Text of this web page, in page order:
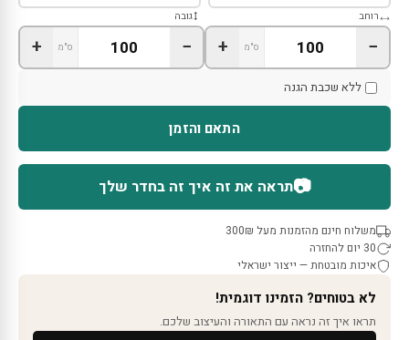
רוחב
− ס"מ +
גובה
− ס"מ +
ללא שכבת הגנה
התאם והזמן
📷תראה את זה איך זה בחדר שלך
משלוח חינם מהזמנות מעל 300₪
30 יום להחזרה
איכות מובטחת — ייצור ישראלי
לא בטוחים? הזמינו דוגמית!
תראו איך זה נראה עם התאורה והעיצוב שלכם.